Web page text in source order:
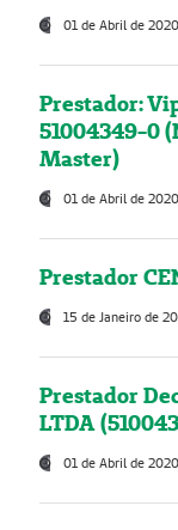
01 de Abril de 2020
Prestador:
51004349-0
Master)
01 de Abril de 2020
Prestador
15 de Janeiro de
Prestador
LTDA
01 de Abril de 2020